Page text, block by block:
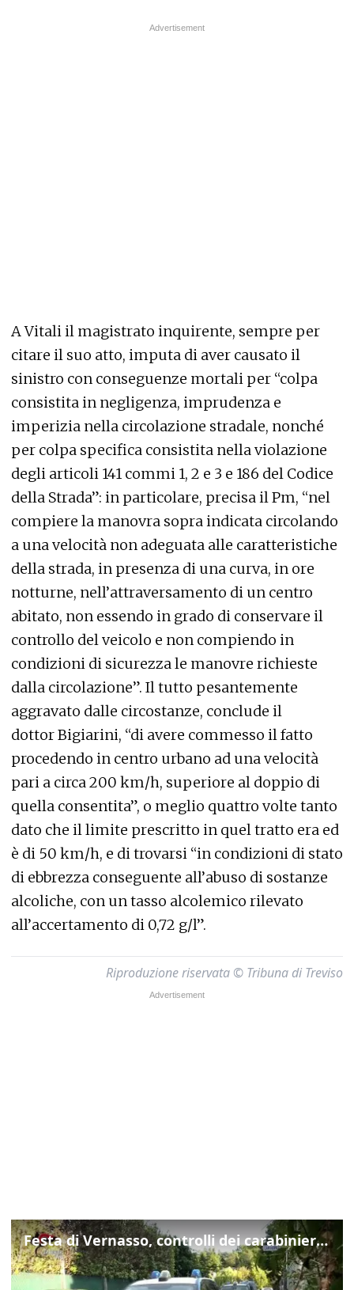
A Vitali il magistrato inquirente, sempre per
citare il suo atto, imputa di aver causato il
sinistro con conseguenze mortali per “colpa
consistita in negligenza, imprudenza e
imperizia nella circolazione stradale, nonché
per colpa specifica consistita nella violazione
degli articoli 141 commi 1, 2 e 3 e 186 del Codice
della Strada”: in particolare, precisa il Pm, “nel
compiere la manovra sopra indicata circolando
a una velocità non adeguata alle caratteristiche
della strada, in presenza di una curva, in ore
notturne, nell’attraversamento di un centro
abitato, non essendo in grado di conservare il
controllo del veicolo e non compiendo in
condizioni di sicurezza le manovre richieste
dalla circolazione”. Il tutto pesantemente
aggravato dalle circostanze, conclude il
dottor Bigiarini, “di avere commesso il fatto
procedendo in centro urbano ad una velocità
pari a circa 200 km/h, superiore al doppio di
quella consentita”, o meglio quattro volte tanto
dato che il limite prescritto in quel tratto era ed
è di 50 km/h, e di trovarsi “in condizioni di stato
di ebbrezza conseguente all’abuso di sostanze
alcoliche, con un tasso alcolemico rilevato
all’accertamento di 0,72 g/l”.
Riproduzione riservata © Tribuna di Treviso
Festa di Vernasso, controlli dei carabinieri: il cane antidroga tra le tende